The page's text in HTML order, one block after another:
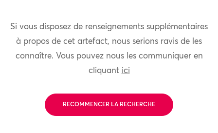
Si vous disposez de renseignements supplémentaires
à propos de cet artefact, nous serions ravis de les
connaître. Vous pouvez nous les communiquer en
cliquant ici
RECOMMENCER LA RECHERCHE